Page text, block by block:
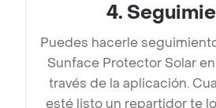
4.
Puedes hacerle
Sunface Protector Solar
través de la aplicación.
esté listo un repartidor te